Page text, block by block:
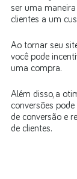
ser uma
clientes a um
Ao tornar seu
você pode
uma compra.
Além disso, a
conversões
de conversão e
de clientes.